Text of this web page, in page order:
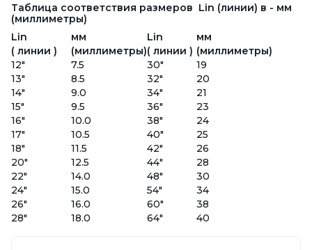
Таблица соответствия размеров Lin (линии) в - мм
(миллиметры)
Lin
мм Lin
мм
( линии )
(миллиметры)( линии ) (миллиметры)
12"
7.5 30"
19
13"
8.5 32"
20
14"
9.0 34"
21
15"
9.5 36"
23
16"
10.0 38"
24
17"
10.5 40"
25
18"
11.5 42"
26
20"
12.5 44"
28
22"
14.0 48"
30
24"
15.0 54"
34
26"
16.0 60"
38
28"
18.0 64" 40